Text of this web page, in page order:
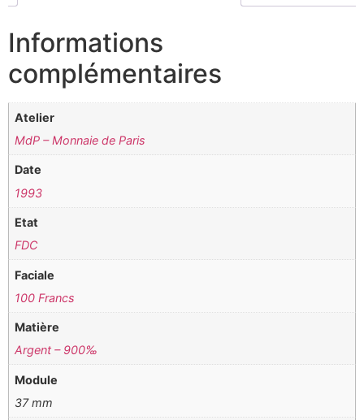
Informations
complémentaires
Atelier
MdP – Monnaie de Paris
Date
1993
Etat
FDC
Faciale
100 Francs
Matière
Argent – 900‰
Module
37 mm